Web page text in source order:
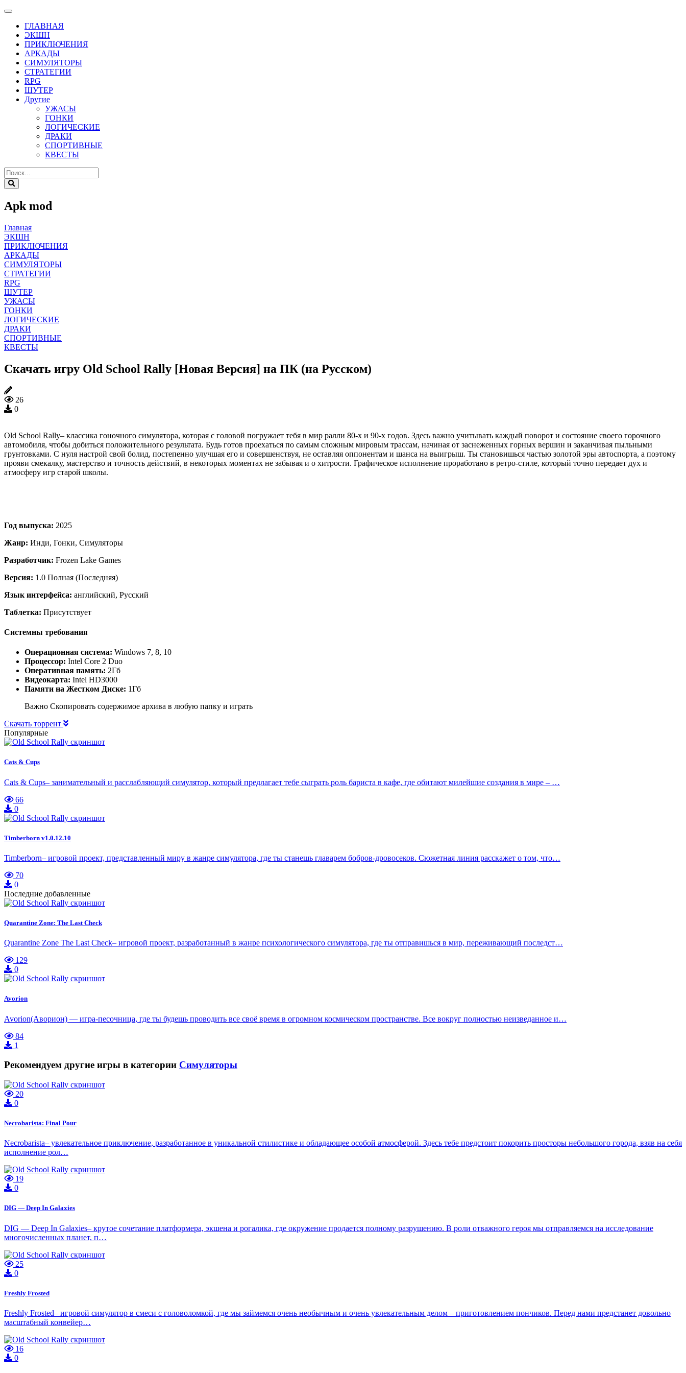
ГЛАВНАЯ
ЭКШН
ПРИКЛЮЧЕНИЯ
АРКАДЫ
СИМУЛЯТОРЫ
СТРАТЕГИИ
RPG
ШУТЕР
Другие
УЖАСЫ
ГОНКИ
ЛОГИЧЕСКИЕ
ДРАКИ
СПОРТИВНЫЕ
КВЕСТЫ
Apk mod
Главная
ЭКШН
ПРИКЛЮЧЕНИЯ
АРКАДЫ
СИМУЛЯТОРЫ
СТРАТЕГИИ
RPG
ШУТЕР
УЖАСЫ
ГОНКИ
ЛОГИЧЕСКИЕ
ДРАКИ
СПОРТИВНЫЕ
КВЕСТЫ
Скачать игру Old School Rally [Новая Версия] на ПК (на Русском)
26
0
Old School Rally– классика гоночного симулятора, которая с головой погружает тебя в мир ралли 80-х и 90-х годов. Здесь важно учитывать каждый поворот и состояние своего горочного
автомобиля, чтобы добиться положительного результата. Будь готов проехаться по самым сложным мировым трассам, начиная от заснеженных горных вершин и заканчивая пыльными
грунтовками. С нуля настрой свой болид, постепенно улучшая его и совершенствуя, не оставляя оппонентам и шанса на выигрыш. Ты становишься частью золотой эры автоспорта, а поэтому
прояви смекалку, мастерство и точность действий, в некоторых моментах не забывая и о хитрости. Графическое исполнение проработано в ретро-стиле, который точно передает дух и
атмосферу игр старой школы.
Год выпуска: 2025
Жанр: Инди, Гонки, Симуляторы
Разработчик: Frozen Lake Games
Версия: 1.0 Полная (Последняя)
Язык интерфейса: английский, Русский
Таблетка: Присутствует
Системны требования
Операционная система: Windows 7, 8, 10
Процессор: Intel Core 2 Duo
Оперативная память: 2Гб
Видеокарта: Intel HD3000
Памяти на Жестком Диске: 1Гб
Важно Скопировать содержимое архива в любую папку и играть
Скачать торрент
Популярные
Cats & Cups
Cats & Cups– занимательный и расслабляющий симулятор, который предлагает тебе сыграть роль бариста в кафе, где обитают милейшие создания в мире – …
66
0
Timberborn v1.0.12.10
Timberborn– игровой проект, представленный миру в жанре симулятора, где ты станешь главарем бобров-дровосеков. Сюжетная линия расскажет о том, что…
70
0
Последние добавленные
Quarantine Zone: The Last Check
Quarantine Zone The Last Check– игровой проект, разработанный в жанре психологического симулятора, где ты отправишься в мир, переживающий последст…
129
0
Avorion
Avorion(Аворион) — игра-песочница, где ты будешь проводить все своё время в огромном космическом пространстве. Все вокруг полностью неизведанное и…
84
1
Рекомендуем другие игры в категории Симуляторы
20
0
Necrobarista: Final Pour
Necrobarista– увлекательное приключение, разработанное в уникальной стилистике и обладающее особой атмосферой. Здесь тебе предстоит покорить просторы небольшого города, взяв на себя
исполнение рол…
19
0
DIG — Deep In Galaxies
DIG — Deep In Galaxies– крутое сочетание платформера, экшена и рогалика, где окружение продается полному разрушению. В роли отважного героя мы отправляемся на исследование
многочисленных планет, п…
25
0
Freshly Frosted
Freshly Frosted– игровой симулятор в смеси с головоломкой, где мы займемся очень необычным и очень увлекательным делом – приготовлением пончиков. Перед нами предстанет довольно
масштабный конвейер…
16
0